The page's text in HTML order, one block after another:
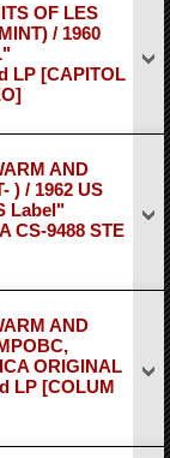
OF LES
/ 1960
LP [CAPITOL
AND
) / 1962 US
Label"
CS-9488 STE
AND
ORIGINAL
LP [COLUM